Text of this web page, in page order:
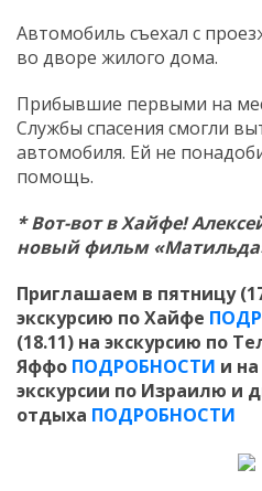
Автомобиль съехал с
во дворе жилого дома.
Прибывшие первыми на
Службы спасения смогли
автомобиля. Ей не
помощь.
* Вот-вот в Хайфе!
новый фильм
Приглашаем в пятницу
экскурсию по Хайфе
(18.11) на экскурсию по
Яффо ПОДРОБНОСТИ и
экскурсии по Израилю и
отдыха ПОДРОБНОСТИ